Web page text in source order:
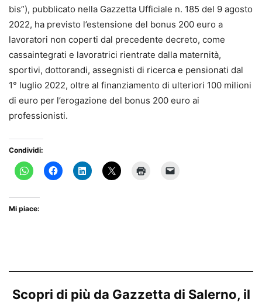
bis”), pubblicato nella Gazzetta Ufficiale n. 185 del 9 agosto
2022, ha previsto l’estensione del bonus 200 euro a
lavoratori non coperti dal precedente decreto, come
cassaintegrati e lavoratrici rientrate dalla maternità,
sportivi, dottorandi, assegnisti di ricerca e pensionati dal
1° luglio 2022, oltre al finanziamento di ulteriori 100 milioni
di euro per l’erogazione del bonus 200 euro ai
professionisti.
Condividi:
Mi piace:
Scopri di più da Gazzetta di Salerno, il